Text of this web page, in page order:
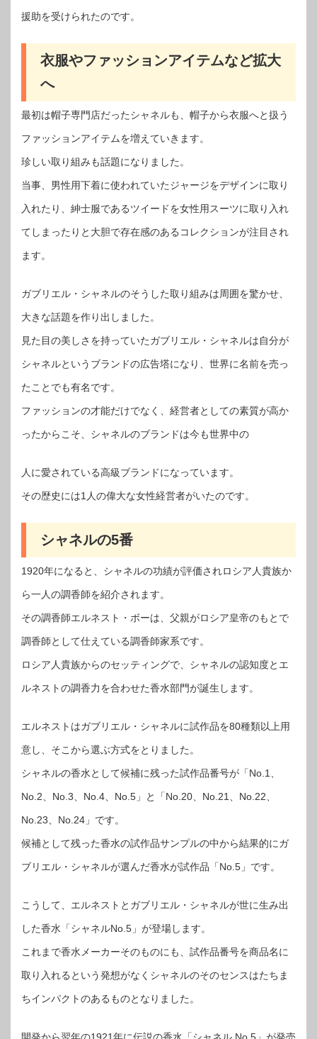
援助を受けられたのです。
衣服やファッションアイテムなど拡大
へ
最初は帽子専門店だったシャネルも、帽子から衣服へと扱う
ファッションアイテムを増えていきます。
珍しい取り組みも話題になりました。
当事、男性用下着に使われていたジャージをデザインに取り
入れたり、紳士服であるツイードを女性用スーツに取り入れ
てしまったりと大胆で存在感のあるコレクションが注目され
ます。
ガブリエル・シャネルのそうした取り組みは周囲を驚かせ、
大きな話題を作り出しました。
見た目の美しさを持っていたガブリエル・シャネルは自分が
シャネルというブランドの広告塔になり、世界に名前を売っ
たことでも有名です。
ファッションの才能だけでなく、経営者としての素質が高か
ったからこそ、シャネルのブランドは今も世界中の
人に愛されている高級ブランドになっています。
その歴史には1人の偉大な女性経営者がいたのです。
シャネルの5番
1920年になると、シャネルの功績が評価されロシア人貴族か
ら一人の調香師を紹介されます。
その調香師エルネスト・ボーは、父親がロシア皇帝のもとで
調香師として仕えている調香師家系です。
ロシア人貴族からのセッティングで、シャネルの認知度とエ
ルネストの調香力を合わせた香水部門が誕生します。
エルネストはガブリエル・シャネルに試作品を80種類以上用
意し、そこから選ぶ方式をとりました。
シャネルの香水として候補に残った試作品番号が「No.1、
No.2、No.3、No.4、No.5」と「No.20、No.21、No.22、
No.23、No.24」です。
候補として残った香水の試作品サンプルの中から結果的にガ
ブリエル・シャネルが選んだ香水が試作品「No.5」です。
こうして、エルネストとガブリエル・シャネルが世に生み出
した香水「シャネルNo.5」が登場します。
これまで香水メーカーそのものにも、試作品番号を商品名に
取り入れるという発想がなくシャネルのそのセンスはたちま
ちインパクトのあるものとなりました。